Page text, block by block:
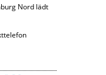
Nord lädt